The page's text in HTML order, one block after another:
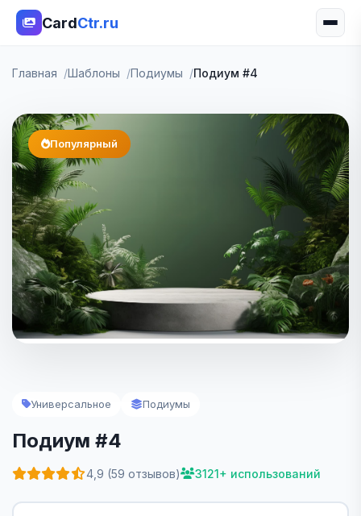
CardCtr.ru
Главная Шаблоны Подиумы Подиум #4
Популярный
Универсальное Подиумы
Подиум #4
4,9 (59 отзывов) 3121+ использований